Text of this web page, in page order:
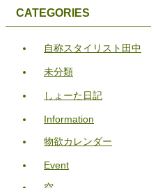
CATEGORIES
自称スタイリスト田中
未分類
しょーた日記
Information
物欲カレンダー
Event